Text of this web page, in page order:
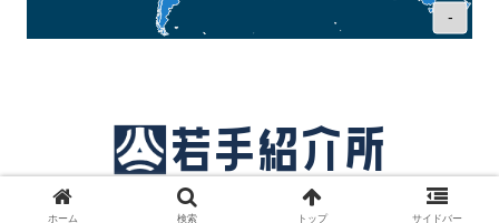
-
© 2018 サッカー若手紹介所.
ホーム 検索 トップ サイドバー